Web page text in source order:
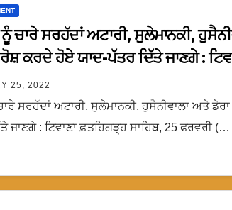
ਚਾਰੇ ਸਰਹੱਦਾਂ ਅਟਾਰੀ, ਸੁਲੇਮਾਨਕੀ,
ਕਰਦੇ ਹੋਏ ਯਾਦ-ਪੱਤਰ ਦਿੱਤੇ ਜਾਣਗੇ :
25, 2022
ਸਰਹੱਦਾਂ ਅਟਾਰੀ, ਸੁਲੇਮਾਨਕੀ, ਹੁਸੈਨੀਵਾਲਾ ਅਤੇ
ਜਾਣਗੇ : ਟਿਵਾਣਾ ਫ਼ਤਹਿਗੜ੍ਹ ਸਾਹਿਬ, 25 ਫਰਵਰੀ (…